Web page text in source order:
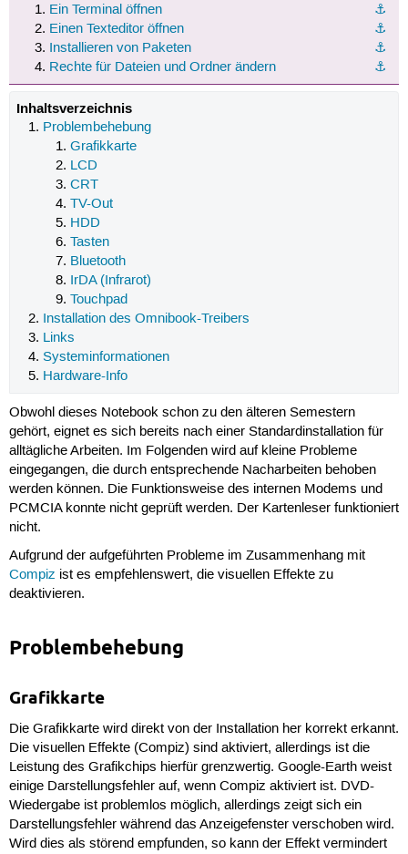
⚓︎
Ein Terminal öffnen
⚓︎
Einen Texteditor öffnen
⚓︎
Installieren von Paketen
⚓︎
Rechte für Dateien und Ordner ändern
Inhaltsverzeichnis
Problembehebung
Grafikkarte
LCD
CRT
TV-Out
HDD
Tasten
Bluetooth
IrDA (Infrarot)
Touchpad
Installation des Omnibook-Treibers
Links
Systeminformationen
Hardware-Info
Obwohl dieses Notebook schon zu den älteren Semestern
gehört, eignet es sich bereits nach einer Standardinstallation für
alltägliche Arbeiten. Im Folgenden wird auf kleine Probleme
eingegangen, die durch entsprechende Nacharbeiten behoben
werden können. Die Funktionsweise des internen Modems und
PCMCIA konnte nicht geprüft werden. Der Kartenleser funktioniert
nicht.
Aufgrund der aufgeführten Probleme im Zusammenhang mit
Compiz ist es empfehlenswert, die visuellen Effekte zu
deaktivieren.
Problembehebung
Grafikkarte
Die Grafikkarte wird direkt von der Installation her korrekt erkannt.
Die visuellen Effekte (Compiz) sind aktiviert, allerdings ist die
Leistung des Grafikchips hierfür grenzwertig. Google-Earth weist
einige Darstellungsfehler auf, wenn Compiz aktiviert ist. DVD-
Wiedergabe ist problemlos möglich, allerdings zeigt sich ein
Darstellungsfehler während das Anzeigefenster verschoben wird.
Wird dies als störend empfunden, so kann der Effekt vermindert